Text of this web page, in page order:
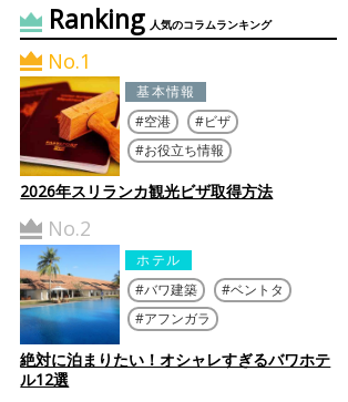
Ranking 人気のコラムランキング
No.1
基本情報
空港
ビザ
お役立ち情報
2026年スリランカ観光ビザ取得方法
No.2
ホテル
バワ建築
ベントタ
アフンガラ
絶対に泊まりたい！オシャレすぎるバワホテ
ル12選